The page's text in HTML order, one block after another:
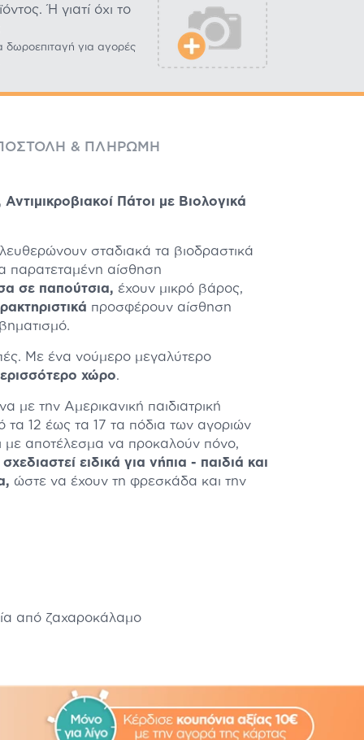
Ή γιατί όχι το
δωροεπιταγή για αγορές
& ΠΛΗΡΩΜΉ
Πάτοι με Βιολογικά
σταδιακά τα βιοδραστικά
παρατεταμένη αίσθηση
σε παπούτσια, έχουν μικρό βάρος,
προσφέρουν αίσθηση
Με ένα νούμερο μεγαλύτερο
χώρο.
την Αμερικανική παιδιατρική
12 έως τα 17 τα πόδια των αγοριών
με αποτέλεσμα να προκαλούν πόνο,
ειδικά για νήπια - παιδιά και
ώστε να έχουν τη φρεσκάδα και την
από ζαχαροκάλαμο